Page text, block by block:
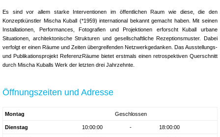
Es sind vor allem starke Interventionen im öffentlichen Raum wie diese, die den
Konzeptkünstler Mischa Kuball (*1959) international bekannt gemacht haben. Mit seinen
Installationen, Performances, Fotografien und Projektionen erforscht Kuball urbane
Situationen, architektonische Strukturen und gesellschaftliche Rezeptionsmuster. Dabei
verfolgt er einen Räume und Zeiten übergreifenden Netzwerkgedanken. Das Ausstellungs-
und Publikationsprojekt ReferenzRäume bietet erstmals einen retrospektiven Querschnitt
durch Mischa Kuballs Werk der letzten drei Jahrzehnte.
Öffnungszeiten und Adresse
Montag Geschlossen
Dienstag 10:00:00 - 18:00:00